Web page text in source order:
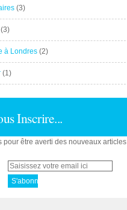
(3)
(3)
à Londres (2)
(1)
Inscrire...
pour être averti des nouveaux articles